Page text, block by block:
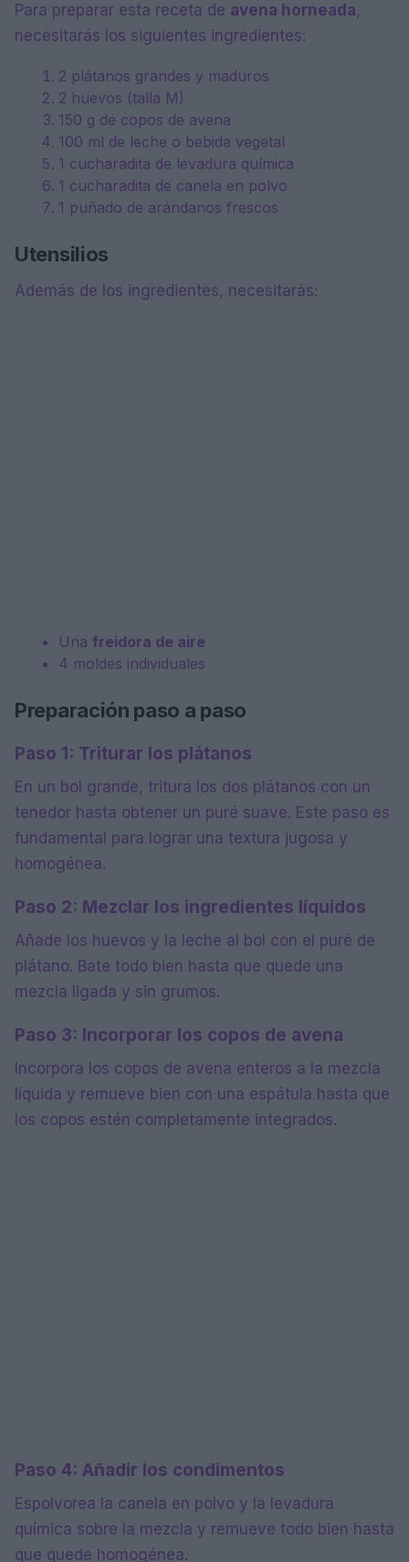
Para preparar esta receta de avena horneada,
necesitarás los siguientes ingredientes:
2 plátanos grandes y maduros
2 huevos (talla M)
150 g de copos de avena
100 ml de leche o bebida vegetal
1 cucharadita de levadura química
1 cucharadita de canela en polvo
1 puñado de arándanos frescos
Utensilios
Además de los ingredientes, necesitarás:
Una freidora de aire
4 moldes individuales
Preparación paso a paso
Paso 1: Triturar los plátanos
En un bol grande, tritura los dos plátanos con un
tenedor hasta obtener un puré suave. Este paso es
fundamental para lograr una textura jugosa y
homogénea.
Paso 2: Mezclar los ingredientes líquidos
Añade los huevos y la leche al bol con el puré de
plátano. Bate todo bien hasta que quede una
mezcla ligada y sin grumos.
Paso 3: Incorporar los copos de avena
Incorpora los copos de avena enteros a la mezcla
líquida y remueve bien con una espátula hasta que
los copos estén completamente integrados.
Paso 4: Añadir los condimentos
Espolvorea la canela en polvo y la levadura
química sobre la mezcla y remueve todo bien hasta
que quede homogénea.